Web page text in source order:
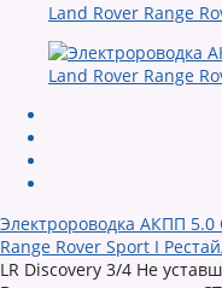
Электророводка АКПП 5.0
Range Rover Sport I
LR Discovery 3/4 Не